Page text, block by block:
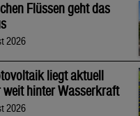
Flüssen geht das
2026
liegt aktuell
weit hinter Wasserkraft
2026